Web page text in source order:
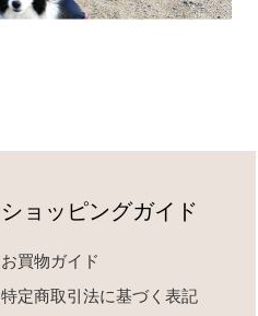
ショッピングガイド
お買物ガイド
特定商取引法に基づく表記